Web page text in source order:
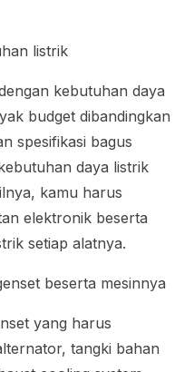
listrik
kebutuhan daya
budget dibandingkan
spesifikasi bagus
daya listrik
kamu harus
elektronik beserta
setiap alatnya.
beserta mesinnya
yang harus
tangki bahan